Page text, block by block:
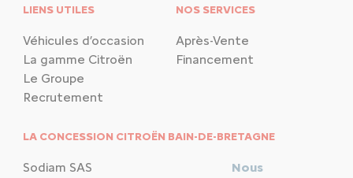
LIENS UTILES
Véhicules d’occasion
La gamme Citroën
Le Groupe
Recrutement
NOS SERVICES
Après-Vente
Financement
LA CONCESSION CITROËN BAIN-DE-BRETAGNE
Sodiam SAS
Nous